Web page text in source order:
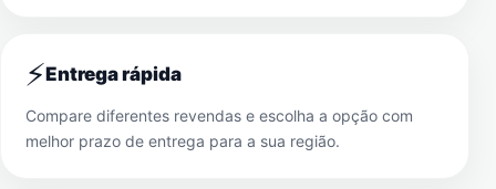
⚡Entrega rápida
Compare diferentes revendas e escolha a opção com
melhor prazo de entrega para a sua região.